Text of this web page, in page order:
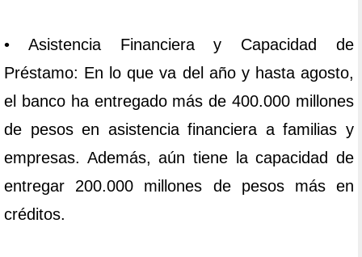
• Asistencia Financiera y Capacidad de
Préstamo: En lo que va del año y hasta agosto,
el banco ha entregado más de 400.000 millones
de pesos en asistencia financiera a familias y
empresas. Además, aún tiene la capacidad de
entregar 200.000 millones de pesos más en
créditos.